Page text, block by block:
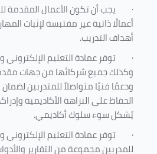
· يجب أن تكون الأعمال المقدمة
أعمالًا ذاتية غير مقتبسة لإثبات
أهداف التدريب.
· توفر عمادة التعليم
وكذلك جميع شركائها من جهات
ودعمًا فنيًا متواصلاً للمتدربين
الحفاظ على النزاهة الأكاديمية
يُشكل سوء سلوك أكاديمي.
· توفر عمادة التعليم
للمدربين مجموعة من التقارير